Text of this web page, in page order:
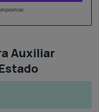
Auxiliar